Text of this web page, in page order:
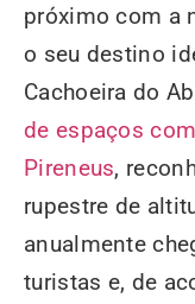
próximo com a
o seu destino
Cachoeira do
de espaços
Pireneus,
rupestre de
anualmente
turistas e, de